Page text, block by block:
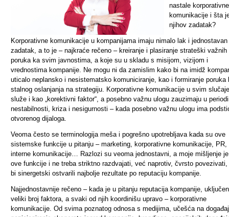
nastale korporativne
komunikacije i šta
njihov zadatak?
Korporativne komunikacije u kompanijama imaju nimalo lak i jednostavan
zadatak, a to je – najkraće rečeno – kreiranje i plasiranje strateški važnih
poruka ka svim javnostima, a koje su u skladu s misijom, vizijom i
vrednostima kompanije. Ne mogu ni da zamislim kako bi na imidž
uticalo neplansko i nesistematsko komuniciranje, kao i formiranje poruka
stalnog oslanjanja na strategiju. Korporativne komunikacije u svim
služe i kao „korektivni faktor“, a posebno važnu ulogu zauzimaju u
nestabilnosti, kriza i nesigurnosti – kada posebno važnu ulogu ima
otvorenog dijaloga.
Veoma često se terminologija meša i pogrešno upotrebljava kada su ove
sistemske funkcije u pitanju – marketing, korporativne komunikacije, PR,
interne komunikacije… Razlozi su veoma jednostavni, a moje mišljenje
ove funkcije i ne treba striktno razdvajati, već naprotiv, čvrsto
bi sinergetski ostvarili najbolje rezultate po reputaciju kompanije.
Najjednostavnije rečeno – kada je u pitanju reputacija kompanije,
veliki broj faktora, a svaki od njih koordinišu upravo – korporativne
komunikacije. Od svima poznatog odnosa s medijima, učešća na